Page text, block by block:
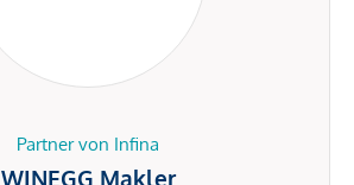
Partner von Infina
WINEGG Makler